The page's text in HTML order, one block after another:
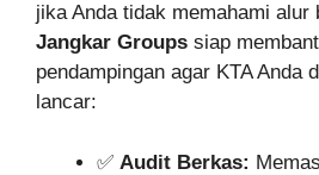
jika Anda tidak memahami alur
Jangkar Groups siap
pendampingan agar KTA Anda
lancar:
✅ Audit Berkas: